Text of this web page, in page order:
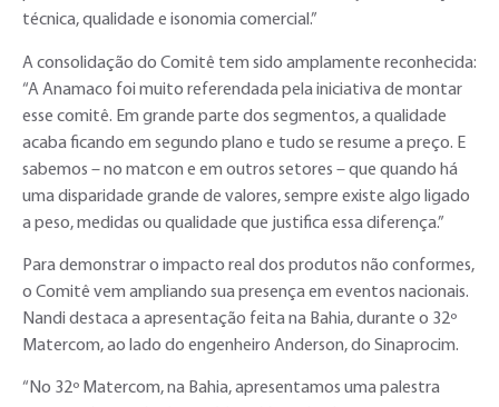
técnica, qualidade e isonomia comercial.”
A consolidação do Comitê tem sido amplamente reconhecida:
“A Anamaco foi muito referendada pela iniciativa de montar
esse comitê. Em grande parte dos segmentos, a qualidade
acaba ficando em segundo plano e tudo se resume a preço. E
sabemos – no matcon e em outros setores – que quando há
uma disparidade grande de valores, sempre existe algo ligado
a peso, medidas ou qualidade que justifica essa diferença.”
Para demonstrar o impacto real dos produtos não conformes,
o Comitê vem ampliando sua presença em eventos nacionais.
Nandi destaca a apresentação feita na Bahia, durante o 32º
Matercom, ao lado do engenheiro Anderson, do Sinaprocim.
“No 32º Matercom, na Bahia, apresentamos uma palestra